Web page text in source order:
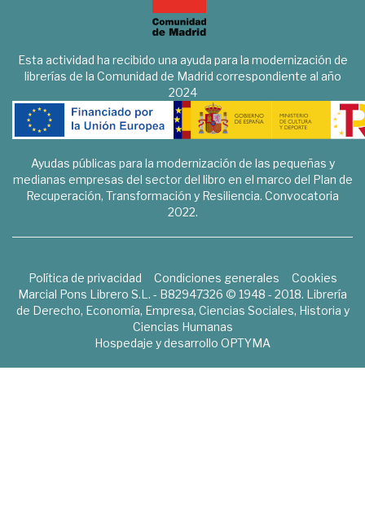
Esta actividad ha recibido una ayuda para la modernización de
librerías de la Comunidad de Madrid correspondiente al año
2024
Ayudas públicas para la modernización de las pequeñas y
medianas empresas del sector del libro en el marco del Plan de
Recuperación, Transformación y Resiliencia. Convocatoria
2022.
Política de privacidad Condiciones generales
Cookies
Marcial Pons Librero S.L. - B82947326 © 1948 - 2018. Librería
de Derecho, Economía, Empresa, Ciencias Sociales, Historia y
Ciencias Humanas
Hospedaje y desarrollo OPTYMA